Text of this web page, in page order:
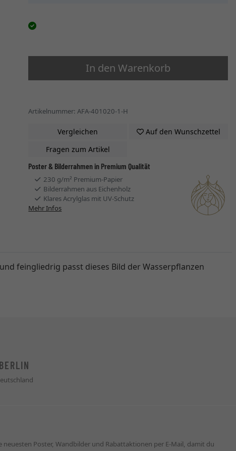
In den Warenkorb
Artikelnummer: AFA-401020-1-H
Vergleichen
Auf den Wunschzettel
Fragen zum Artikel
Poster & Bilderrahmen in Premium Qualität
230 g/m² Premium-Papier
Bilderrahmen aus Eichenholz
Klares Acrylglas mit UV-Schutz
Mehr Infos
feingliedrig passt dieses Bild der Wasserpflanzen
Poster, Wandbilder und Rabattaktionen per E-Mail, damit du